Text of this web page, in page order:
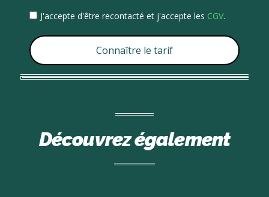
J'accepte d'être recontacté et j'accepte les CGV.
Connaître le tarif
Découvrez également